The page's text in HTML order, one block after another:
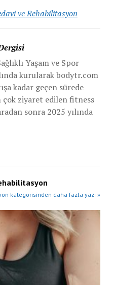
ve Rehabilitasyon
Yaşam ve Spor
kurularak bodytr.com
kadar geçen sürede
ziyaret edilen fitness
sonra 2025 yılında
kategorisinden daha fazla yazı »